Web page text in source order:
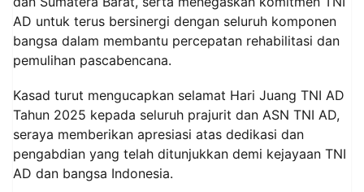
AD untuk terus bersinergi dengan seluruh komponen
bangsa dalam membantu percepatan rehabilitasi dan
pemulihan pascabencana.
Kasad turut mengucapkan selamat Hari Juang TNI AD
Tahun 2025 kepada seluruh prajurit dan ASN TNI AD,
seraya memberikan apresiasi atas dedikasi dan
pengabdian yang telah ditunjukkan demi kejayaan TNI
AD dan bangsa Indonesia.